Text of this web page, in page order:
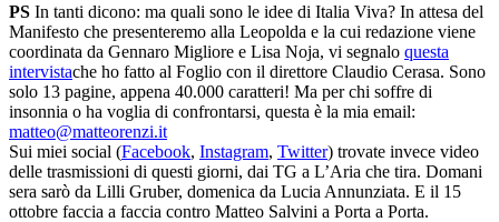
PS In tanti dicono: ma quali sono le idee di Italia Viva? In attesa del
Manifesto che presenteremo alla Leopolda e la cui redazione viene
coordinata da Gennaro Migliore e Lisa Noja, vi segnalo questa
intervistache ho fatto al Foglio con il direttore Claudio Cerasa. Sono
solo 13 pagine, appena 40.000 caratteri! Ma per chi soffre di
insonnia o ha voglia di confrontarsi, questa è la mia email:
matteo@matteorenzi.it
Sui miei social (Facebook, Instagram, Twitter) trovate invece video
delle trasmissioni di questi giorni, dai TG a L’Aria che tira. Domani
sera sarò da Lilli Gruber, domenica da Lucia Annunziata. E il 15
ottobre faccia a faccia contro Matteo Salvini a Porta a Porta.